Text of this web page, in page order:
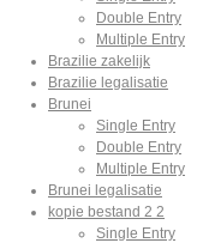
Double Entry
Multiple Entry
Brazilie zakelijk
Brazilie legalisatie
Brunei
Single Entry
Double Entry
Multiple Entry
Brunei legalisatie
kopie bestand 2 2
Single Entry